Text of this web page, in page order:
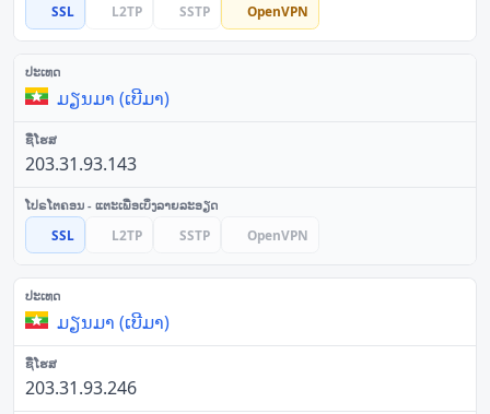
SSL L2TP SSTP OpenVPN
ມຽນມາ (ເບີມາ)
203.31.93.143
SSL L2TP SSTP OpenVPN
ມຽນມາ (ເບີມາ)
203.31.93.246